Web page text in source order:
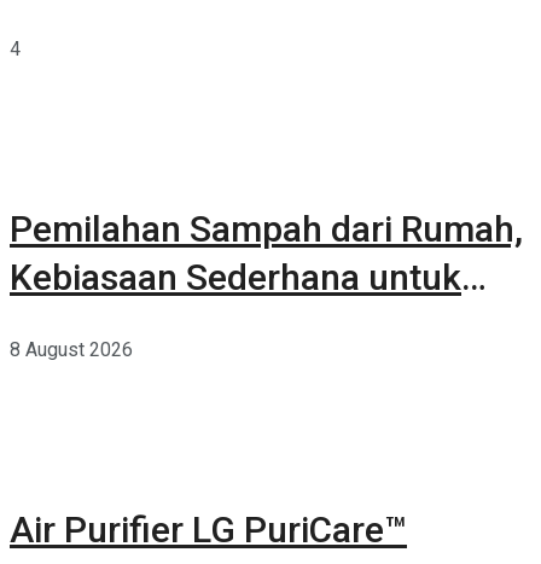
4
Pemilahan Sampah dari Rumah,
Kebiasaan Sederhana untuk
8 August 2026
Air Purifier LG PuriCare™